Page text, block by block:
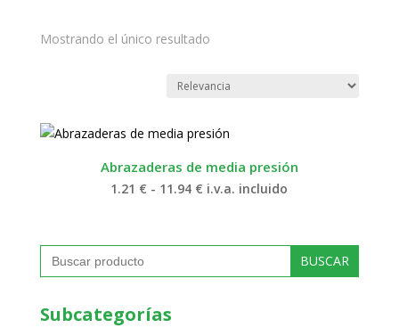
Mostrando el único resultado
Abrazaderas de media presión
1.21 € - 11.94 € Rango
1.21 €
11.94 €
i.v.a. incluido
Buscar:
Subcategorías